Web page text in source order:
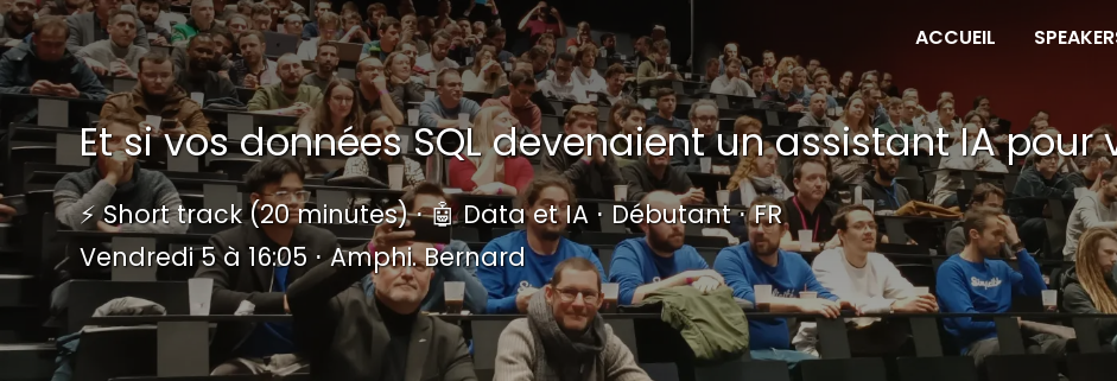
ACCUEIL
Et si vos données SQL devenaient un assistant IA pour
⚡️ Short track (20 minutes) ⋅ 🤖 Data et IA ⋅ Débutant ⋅ FR
Vendredi 5 à 16:05 ⋅ Amphi. Bernard